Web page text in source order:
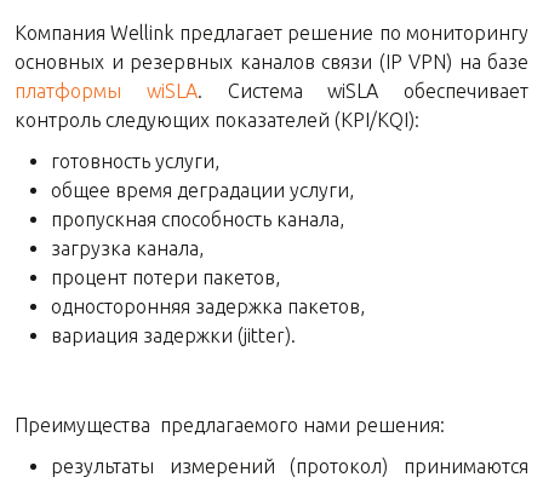
Компания Wellink предлагает решение по мониторингу
основных и резервных каналов связи (IP VPN) на базе
платформы wiSLA. Система wiSLA обеспечивает
контроль следующих показателей (KPI/KQI):
готовность услуги,
общее время деградации услуги,
пропускная способность канала,
загрузка канала,
процент потери пакетов,
односторонняя задержка пакетов,
вариация задержки (jitter).
Преимущества предлагаемого нами решения:
результаты измерений (протокол) принимаются